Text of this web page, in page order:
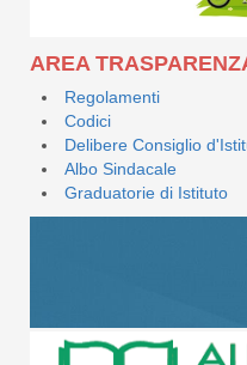
AREA
Regolamenti
Codici
Delibere Consiglio
Albo Sindacale
Graduatorie di Istituto